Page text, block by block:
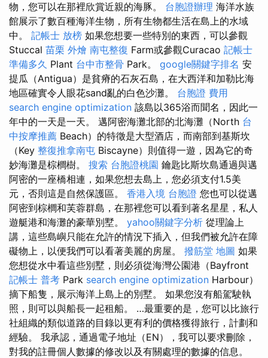
物，您可以在那裡欣賞近親的海豚。 台胞證辦理 海洋水族
館展示了數百種海洋生物，所有生物都生活在島上的水域
中。 記帳士 放榜 如果您想要一些特別的東西，可以參觀
Stuccal 苗栗 外燴 南屯整復 Farm或參觀Curacao 記帳士
準備多久 Plant 台中市整骨 Park。 google關鍵字排名 安
提瓜（Antigua）是貧瘠的石灰石島，在大西洋和加勒比海
地區確實令人眼花sand亂的白色沙灘。 台胞證 費用
search engine optimization 該島以365浴而聞名，因此一
年中的一天是一天。 邁阿密海灘北部的北海灘（North 台
中按摩推薦 Beach）的特徵是大型酒店，而南部到基斯坎
（Key 整復推拿南屯 Biscayne）則值得一遊，因為它的奇
妙海灘是棕櫚樹。 搜索 台胞證桃園 鑰匙比斯坎島通過與邁
阿密的一座橋相連，如果您想去島上，您必須支付1.5美
元，否則這是自然保護區。 香港入境 台胞證 您也可以從邁
阿密到棕櫚和芙蓉群島，在那裡您可以看到著名星星，私人
遊艇港和海灘的豪華別墅。 yahoo關鍵字分析 從理論上
講，這些島嶼只能在允許的情況下插入，但我們被允許在障
礙物上，以便我們可以看著美麗的房屋。 撥筋堂 地圖 如果
您想從水中看這些別墅，則必須從海灣公園港（Bayfront
記帳士 普考 Park search engine optimization Harbour）
摘下船隻，展示海洋上島上的別墅。 如果您沒有船駕駛執
照，則可以與船長一起租船。 …最重要的是，您可以比旅行
社組織的類似道路的目錄以更有利的價格獲得旅行，計劃和
經驗。 我承認，通過電子地址（EN），我可以要求刪除，
對我的註冊個人數據的修改以及有關處理的數據的信息。